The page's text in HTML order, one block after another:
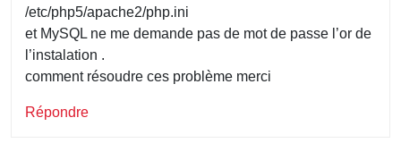
/etc/php5/apache2/php.ini
et MySQL ne me demande pas de mot de passe l’or de
l’instalation .
comment résoudre ces problème merci
Répondre